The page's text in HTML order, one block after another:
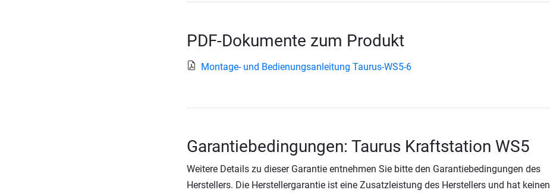
PDF-Dokumente zum Produkt
Montage- und Bedienungsanleitung Taurus-WS5-6
Garantiebedingungen: Taurus Kraftstation WS5
Weitere Details zu dieser Garantie entnehmen Sie bitte den Garantiebedingungen des
Herstellers. Die Herstellergarantie ist eine Zusatzleistung des Herstellers und hat keinen